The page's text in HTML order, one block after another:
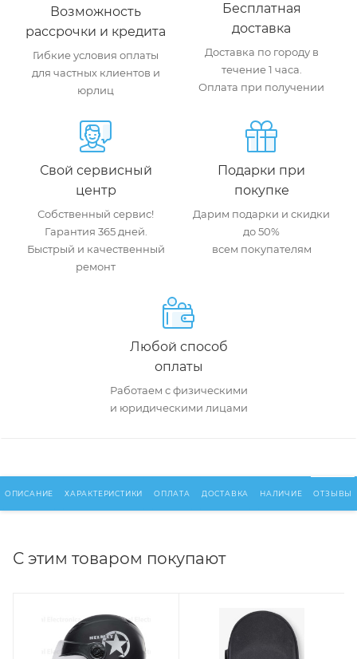
Возможность
рассрочки и кредита
Гибкие условия оплаты
для частных клиентов и
юрлиц
Бесплатная
доставка
Доставка по городу в
течение 1 часа.
Оплата при получении
Свой сервисный
центр
Собственный сервис!
Гарантия 365 дней.
Быстрый и качественный
ремонт
Подарки при
покупке
Дарим подарки и скидки
до 50%
всем покупателям
Любой способ
оплаты
Работаем с физическими
и юридическими лицами
ОПИСАНИЕ ХАРАКТЕРИСТИКИ ОПЛАТА ДОСТАВКА НАЛИЧИЕ ОТЗЫВЫ
С этим товаром покупают